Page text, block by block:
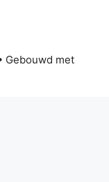
Gebouwd met